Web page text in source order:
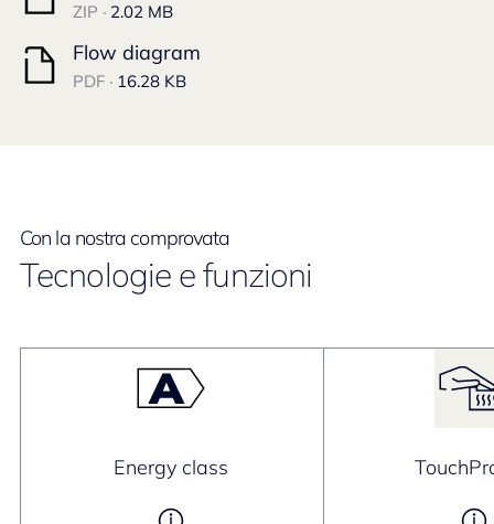
ZIP · 2.02 MB
Flow diagram
PDF · 16.28 KB
Con la nostra comprovata
Tecnologie e funzioni
Energy class